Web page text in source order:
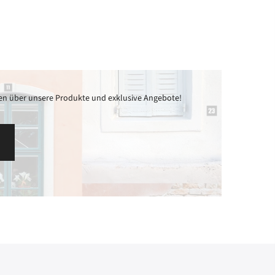
über unsere Produkte und exklusive Angebote!
Widerrufsrecht